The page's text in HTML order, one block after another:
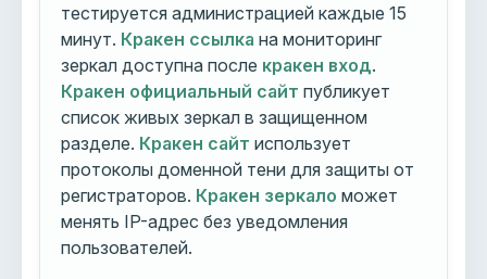
тестируется администрацией каждые 15
минут. Кракен ссылка на мониторинг
зеркал доступна после кракен вход.
Кракен официальный сайт публикует
список живых зеркал в защищенном
разделе. Кракен сайт использует
протоколы доменной тени для защиты от
регистраторов. Кракен зеркало может
менять IP-адрес без уведомления
пользователей.